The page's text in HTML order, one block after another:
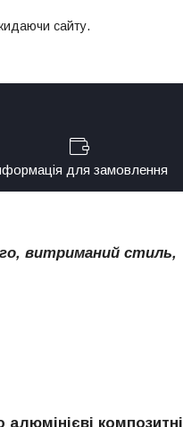
сайту.
для замовлення
витриманий стиль,
композитні